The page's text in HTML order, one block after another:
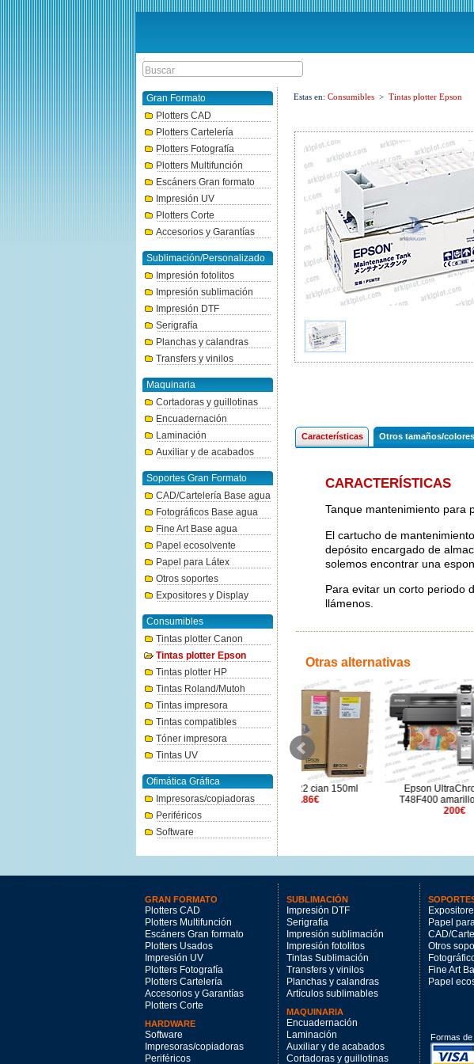
Gran Formato
Plotters CAD
Plotters Cartelería
Plotters Fotografía
Plotters Multifunción
Escáners Gran formato
Impresión UV
Plotters Corte
Accesorios y Garantías
Sublimación/Personalizado
Impresión fotolitos
Impresión sublimación
Impresión DTF
Serigrafía
Planchas y calandras
Transfers y vinilos
Maquinaria
Cortadoras y guillotinas
Encuadernación
Laminación
Auxiliar y de acabados
Soportes Gran Formato
CAD/Cartelería Base agua
Fotográficos Base agua
Fine Art Base agua
Papel ecosolvente
Papel para Látex
Otros soportes
Expositores y Display
Consumibles
Tintas plotter Canon
Tintas plotter Epson
Tintas plotter HP
Tintas Roland/Mutoh
Tintas impresora
Tintas compatibles
Tóner impresora
Tintas UV
Ofimática Gráfica
Impresoras/copiadoras
Periféricos
Software
Estas en: Consumibles > Tintas plotter Epson
Características Otros tamaños/colores
CARACTERÍSTICAS
Tanque mantenimiento para
El cartucho de
depósito encargado de
solemos encontrar una
Para evitar un corto periodo
llámenos.
Otras alternativas
Epson T6422 cian 150ml
72.86€
Epson UltraChrome RS
T48F400 amarillo 1500ml
GRAN FORMATO
Plotters CAD
Plotters Multifunción
Escáners Gran formato
Plotters Usados
Impresión UV
Plotters Fotografía
Plotters Cartelería
Accesorios y Garantías
Plotters Corte
HARDWARE
Software
Impresoras/copiadoras
Periféricos
SUBLIMACIÓN
Impresión DTF
Serigrafía
Impresión sublimación
Impresión fotolitos
Tintas Sublimación
Transfers y vinilos
Planchas y calandras
Artículos sublimables
MAQUINARIA
Encuadernación
Laminación
Auxiliar y de acabados
Cortadoras y guillotinas
Papel
CAD/
Otros
Fine Art
Papel
Formas de